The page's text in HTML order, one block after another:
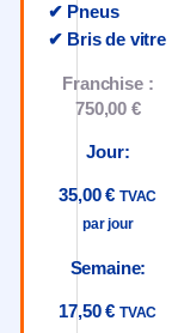
✔ Pneus
✔ Bris de vitre
Franchise :
750,00 €
Jour:
35,00 € TVAC
par jour
Semaine:
17,50 € TVAC